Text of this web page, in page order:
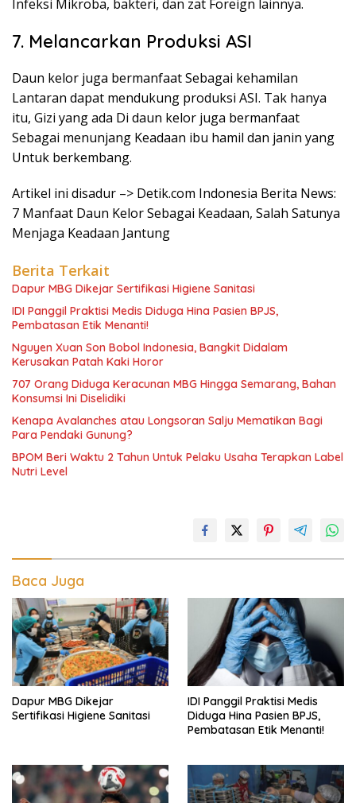
Infeksi Mikroba, bakteri, dan zat Foreign lainnya.
7. Melancarkan Produksi ASI
Daun kelor juga bermanfaat Sebagai kehamilan
Lantaran dapat mendukung produksi ASI. Tak hanya
itu, Gizi yang ada Di daun kelor juga bermanfaat
Sebagai menunjang Keadaan ibu hamil dan janin yang
Untuk berkembang.
Artikel ini disadur –> Detik.com Indonesia Berita News:
7 Manfaat Daun Kelor Sebagai Keadaan, Salah Satunya
Menjaga Keadaan Jantung
Berita Terkait
Dapur MBG Dikejar Sertifikasi Higiene Sanitasi
IDI Panggil Praktisi Medis Diduga Hina Pasien BPJS,
Pembatasan Etik Menanti!
Nguyen Xuan Son Bobol Indonesia, Bangkit Didalam
Kerusakan Patah Kaki Horor
707 Orang Diduga Keracunan MBG Hingga Semarang, Bahan
Konsumsi Ini Diselidiki
Kenapa Avalanches atau Longsoran Salju Mematikan Bagi
Para Pendaki Gunung?
BPOM Beri Waktu 2 Tahun Untuk Pelaku Usaha Terapkan Label
Nutri Level
Baca Juga
Dapur MBG Dikejar
Sertifikasi Higiene Sanitasi
IDI Panggil Praktisi Medis
Diduga Hina Pasien BPJS,
Pembatasan Etik Menanti!